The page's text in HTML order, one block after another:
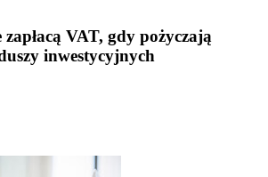
VAT, gdy pożyczają
inwestycyjnych